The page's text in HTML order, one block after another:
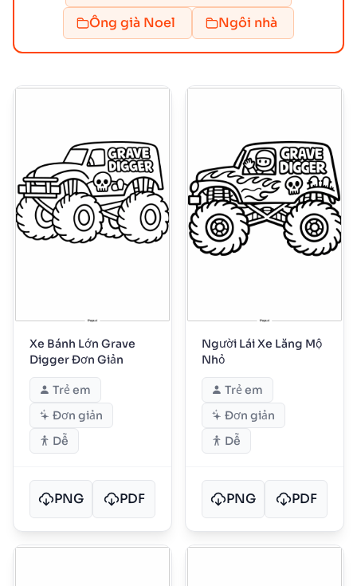
Ông già Noel
Ngôi nhà
Xe Bánh Lớn Grave
Digger Đơn Giản
Trẻ em
Đơn giản
Dễ
PNG PDF
Người Lái Xe Lăng Mộ
Nhỏ
Trẻ em
Đơn giản
Dễ
PNG PDF